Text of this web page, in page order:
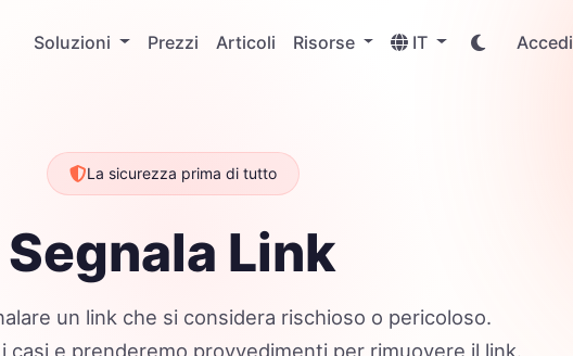
Soluzioni Prezzi Articoli Risorse IT Accedi
La sicurezza prima di tutto
Segnala Link
un link che si considera rischioso o pericoloso.
casi e prenderemo provvedimenti per rimuovere il link.